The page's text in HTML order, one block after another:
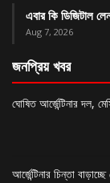
এবার কি ডিজিটাল
Aug 7, 2026
জনপ্রিয় খবর
ঘোষিত আর্জেন্টিনার দল,
আর্জেন্টিনার চিন্তা